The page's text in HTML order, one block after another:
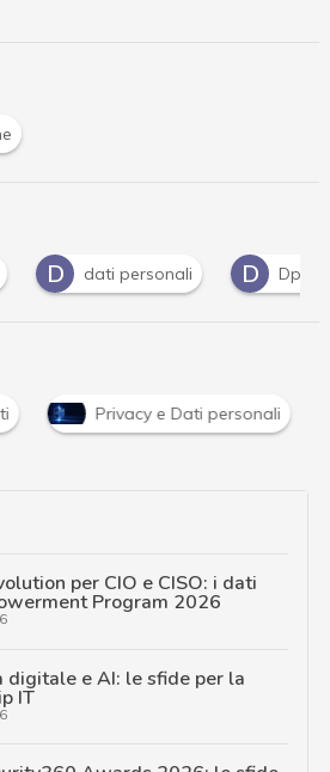
D Dpo G Gdpr P
Privacy e Dati personali
per CIO e CISO: i dati
Program 2026
digitale e AI: le sfide per la
IT